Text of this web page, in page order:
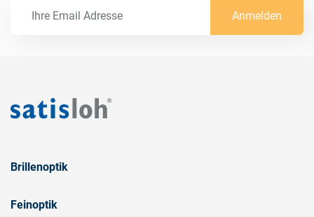
Anmelden
Brillenoptik
Feinoptik